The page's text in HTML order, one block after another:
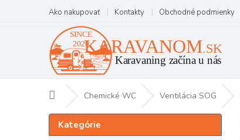
obsah
Ako nakupovať Kontakty Obchodné podmienky
DomovChemické WC Ventilácia SOG
B
o
Preskočiť
kategórie
Kategórie